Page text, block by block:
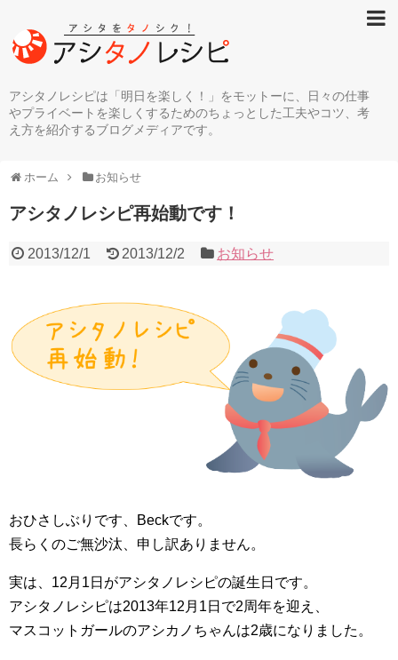
アシタノレシピは「明日を楽しく！」をモットーに、日々の仕事
やプライベートを楽しくするためのちょっとした工夫やコツ、考
え方を紹介するブログメディアです。
ホーム お知らせ
アシタノレシピ再始動です！
2013/12/1 2013/12/2 お知らせ
おひさしぶりです、Beckです。
長らくのご無沙汰、申し訳ありません。
実は、12月1日がアシタノレシピの誕生日です。
アシタノレシピは2013年12月1日で2周年を迎え、
マスコットガールのアシカノちゃんは2歳になりました。